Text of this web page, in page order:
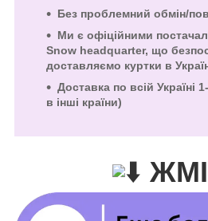
Без проблемний обмін/
Ми є офіційними
Snow headquarter, що
доставляємо куртки в
Доставка по всій Україні
в інші країни)
ЖМІ